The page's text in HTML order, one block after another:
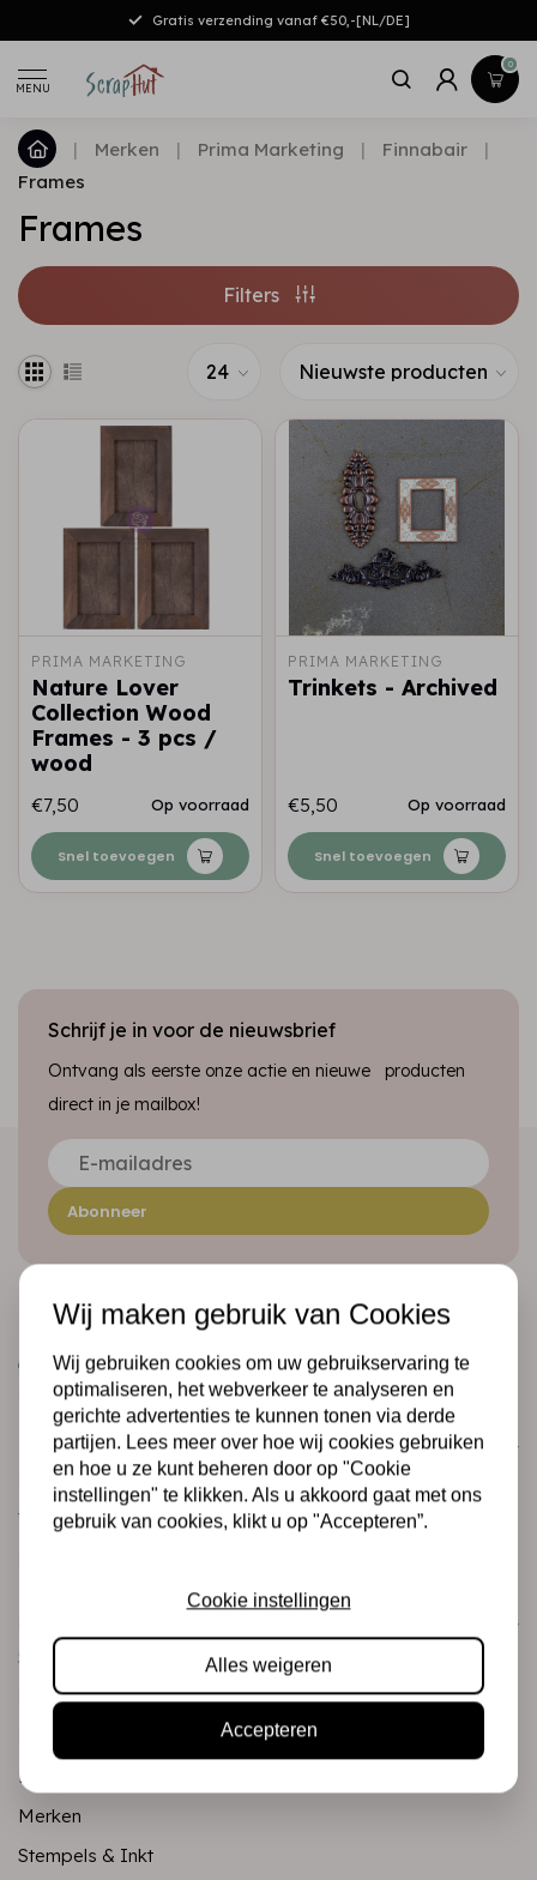
Gratis verzending vanaf €50,-[NL/DE]
MENU
0
| Merken | Prima Marketing | Finnabair
|
Frames
Frames
Filters
PRIMA MARKETING
Nature Lover
Collection Wood
Frames - 3 pcs /
wood
€7,50 Op voorraad
Snel toevoegen
PRIMA MARKETING
Trinkets - Archived
€5,50 Op voorraad
Snel toevoegen
Schrijf je in voor de nieuwsbrief
Ontvang als eerste onze actie en nieuwe producten
direct in je mailbox!
Abonneer
Klantenservice
Informatie
Verzending en retourneren
Scrapbooking
Mixed Media
Koopjeshoek
Merken
Stempels & Inkt
Wij maken gebruik van Cookies
Wij gebruiken cookies om uw gebruikservaring te
optimaliseren, het webverkeer te analyseren en
gerichte advertenties te kunnen tonen via derde
partijen. Lees meer over hoe wij cookies gebruiken
en hoe u ze kunt beheren door op "Cookie
instellingen" te klikken. Als u akkoord gaat met ons
gebruik van cookies, klikt u op "Accepteren”.
Cookie instellingen
Alles weigeren
Accepteren